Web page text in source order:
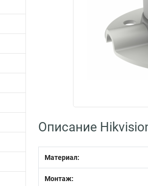
Описание
Материал:
Монтаж: